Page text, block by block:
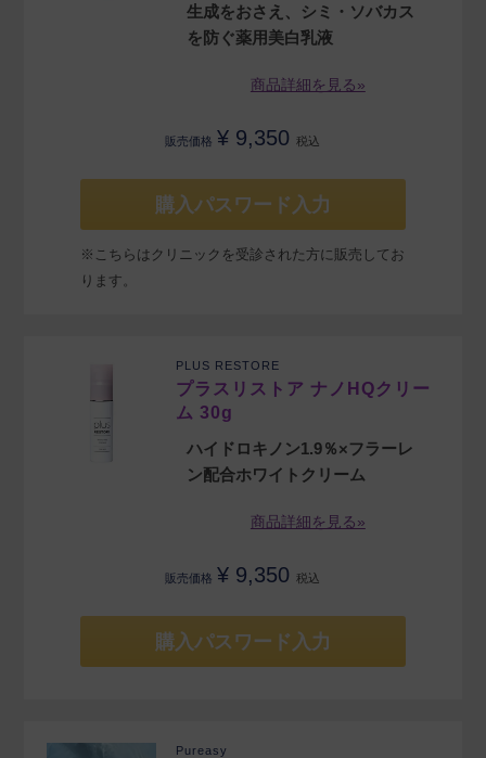
生成をおさえ、シミ・ソバカス
を防ぐ薬用美白乳液
商品詳細を見る»
販売価格 ¥ 9,350 税込
購入パスワード入力
※こちらはクリニックを受診された方に販売してお
ります。
PLUS RESTORE
プラスリストア ナノHQクリー
ム 30g
ハイドロキノン1.9％×フラーレ
ン配合ホワイトクリーム
商品詳細を見る»
販売価格 ¥ 9,350 税込
購入パスワード入力
Pureasy